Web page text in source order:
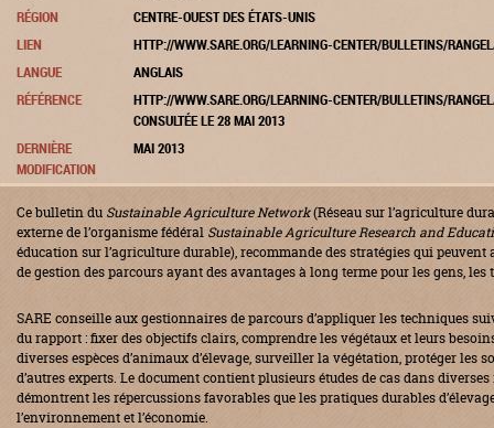
RÉGION
CENTRE-OUEST DES ÉTATS-UNIS
LIEN
HTTP://WWW.SARE.ORG/LEARNING-CENTER/BULLETINS/
LANGUE
ANGLAIS
RÉFÉRENCE
HTTP://WWW.SARE.ORG/LEARNING-CENTER/BULLETINS/
CONSULTÉE LE 28 MAI 2013
DERNIÈRE
MODIFICATION
MAI 2013
Ce bulletin du Sustainable Agriculture Network(Réseau sur l’agriculture
externe de l’organisme fédéral Sustainable Agriculture Research and
éducation sur l’agriculture durable), recommande des stratégies qui
de gestion des parcours ayant des avantages à long terme pour les gens,
SARE conseille aux gestionnaires de parcours d’appliquer les techniques
du rapport : fixer des objectifs clairs, comprendre les végétaux et leurs
diverses espèces d’animaux d’élevage, surveiller la végétation, protéger les
d’autres experts. Le document contient plusieurs études de cas dans
démontrent les répercussions favorables que les pratiques durables
l’environnement et l’économie.